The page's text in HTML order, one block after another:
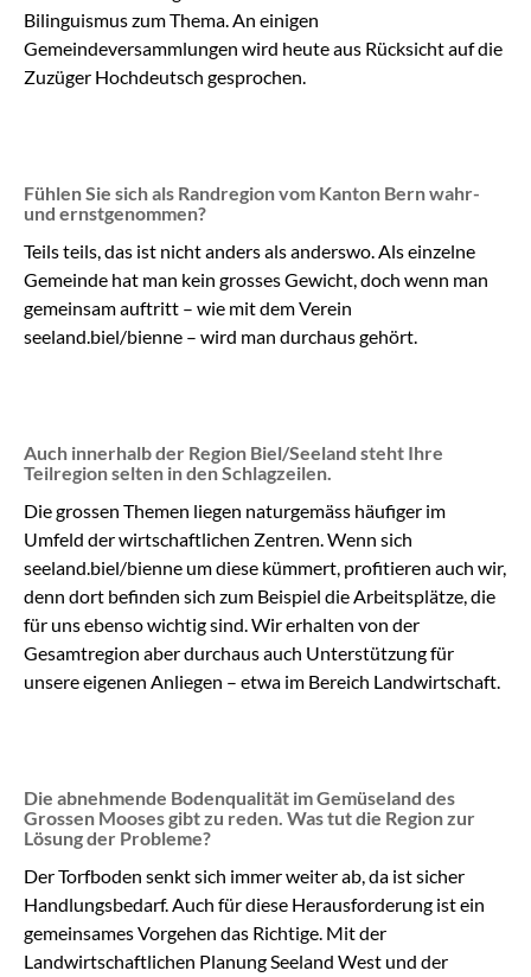
Bilinguismus zum Thema. An einigen
Gemeindeversammlungen wird heute aus Rücksicht auf die
Zuzüger Hochdeutsch gesprochen.
Fühlen Sie sich als Randregion vom Kanton Bern wahr-
und ernstgenommen?
Teils teils, das ist nicht anders als anderswo. Als einzelne
Gemeinde hat man kein grosses Gewicht, doch wenn man
gemeinsam auftritt – wie mit dem Verein
seeland.biel/bienne – wird man durchaus gehört.
Auch innerhalb der Region Biel/Seeland steht Ihre
Teilregion selten in den Schlagzeilen.
Die grossen Themen liegen naturgemäss häufiger im
Umfeld der wirtschaftlichen Zentren. Wenn sich
seeland.biel/bienne um diese kümmert, profitieren auch wir,
denn dort befinden sich zum Beispiel die Arbeitsplätze, die
für uns ebenso wichtig sind. Wir erhalten von der
Gesamtregion aber durchaus auch Unterstützung für
unsere eigenen Anliegen – etwa im Bereich Landwirtschaft.
Die abnehmende Bodenqualität im Gemüseland des
Grossen Mooses gibt zu reden. Was tut die Region zur
Lösung der Probleme?
Der Torfboden senkt sich immer weiter ab, da ist sicher
Handlungsbedarf. Auch für diese Herausforderung ist ein
gemeinsames Vorgehen das Richtige. Mit der
Landwirtschaftlichen Planung Seeland West und der